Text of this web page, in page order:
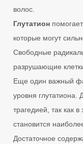
волос.
Глутатион
которые могут
Свободные
разрушающие
Еще один важный
уровня
трагедией, так как
становится
Достаточное